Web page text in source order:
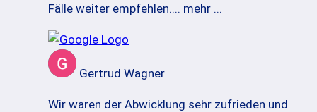
Fälle weiter empfehlen.... mehr ...
Gertrud Wagner
Wir waren der Abwicklung sehr zufrieden und